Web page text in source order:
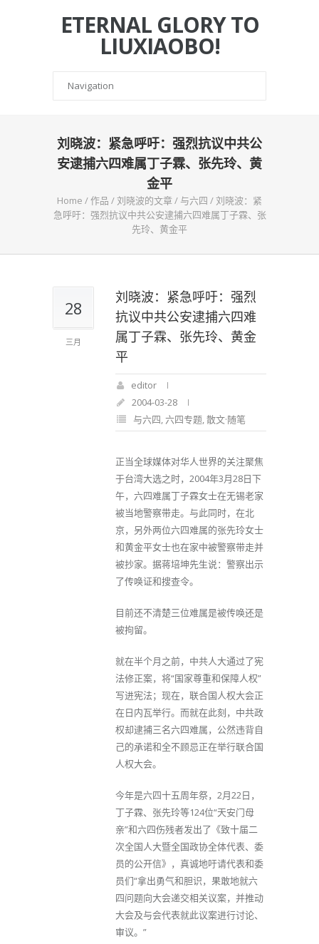
ETERNAL GLORY TO
LIUXIAOBO!
刘晓波：紧急呼吁：强烈抗议中共公
安逮捕六四难属丁子霖、张先玲、黄
金平
Home /作品 /刘晓波的文章/ 与六四 /刘晓波：紧
急呼吁：强烈抗议中共公安逮捕六四难属丁子霖、张
先玲、黄金平
28
三月
刘晓波：紧急呼吁：强烈
抗议中共公安逮捕六四难
属丁子霖、张先玲、黄金
平
editor
2004-03-28
与六四,六四专题,散文·随笔
正当全球媒体对华人世界的关注聚焦
于台湾大选之时，2004年3月28日下
午，六四难属丁子霖女士在无锡老家
被当地警察带走。与此同时，在北
京，另外两位六四难属的张先玲女士
和黄金平女士也在家中被警察带走并
被抄家。据蒋培坤先生说：警察出示
了传唤证和搜查令。
目前还不清楚三位难属是被传唤还是
被拘留。
就在半个月之前，中共人大通过了宪
法修正案，将“国家尊重和保障人权”
写进宪法；现在，联合国人权大会正
在日内瓦举行。而就在此刻，中共政
权却逮捕三名六四难属，公然违背自
己的承诺和全不顾忌正在举行联合国
人权大会。
今年是六四十五周年祭，2月22日，
丁子霖、张先玲等124位“天安门母
亲”和六四伤残者发出了《致十届二
次全国人大暨全国政协全体代表、委
员的公开信》，真诚地吁请代表和委
员们“拿出勇气和胆识，果敢地就六
四问题向大会递交相关议案，并推动
大会及与会代表就此议案进行讨论、
审议。”